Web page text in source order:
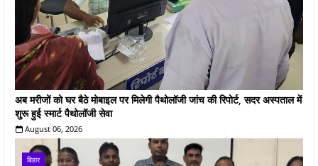
अब मरीजों को घर बैठे मोबाइल पर मिलेगी पैथोलॉजी जांच की रिपोर्ट, सदर अस्पताल में
शुरू हुई स्मार्ट पैथोलॉजी सेवा
August 06, 2026
बिहार